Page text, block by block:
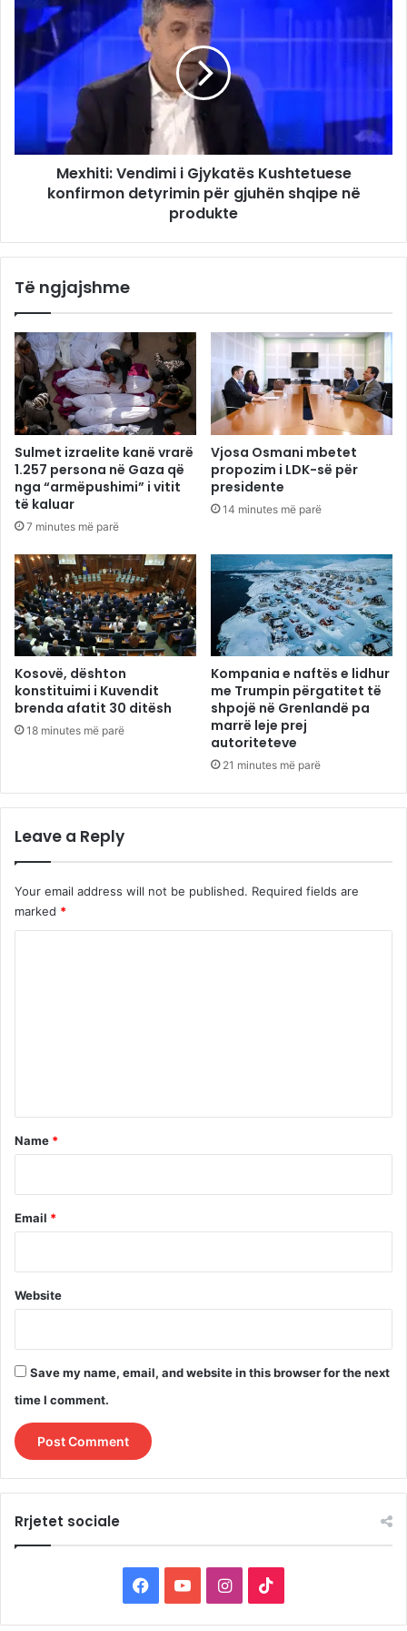
Mexhiti: Vendimi i Gjykatës Kushtetuese
konfirmon detyrimin për gjuhën shqipe në
produkte
Të ngjajshme
Sulmet izraelite kanë vrarë
1.257 persona në Gaza që
nga “armëpushimi” i vitit
të kaluar
7 minutes më parë
Vjosa Osmani mbetet
propozim i LDK-së për
presidente
14 minutes më parë
Kosovë, dështon
konstituimi i Kuvendit
brenda afatit 30 ditësh
18 minutes më parë
Kompania e naftës e lidhur
me Trumpin përgatitet të
shpojë në Grenlandë pa
marrë leje prej
autoriteteve
21 minutes më parë
Leave a Reply
Your email address will not be published. Required fields are
marked *
*
Name *
Email *
Website
Save my name, email, and website in this browser for the next
time I comment.
Rrjetet sociale
a
o
I
n
i